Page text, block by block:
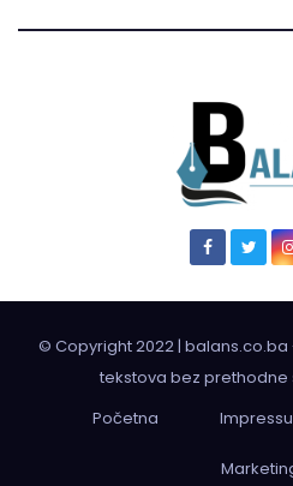
© Copyright 2022 |
tekstova bez
Početna